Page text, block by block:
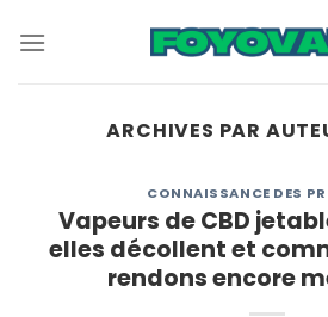
au
ARCHIVES PAR
CONNAISSANCE DES
Vapeurs de CBD
elles décollent et
rendons encore